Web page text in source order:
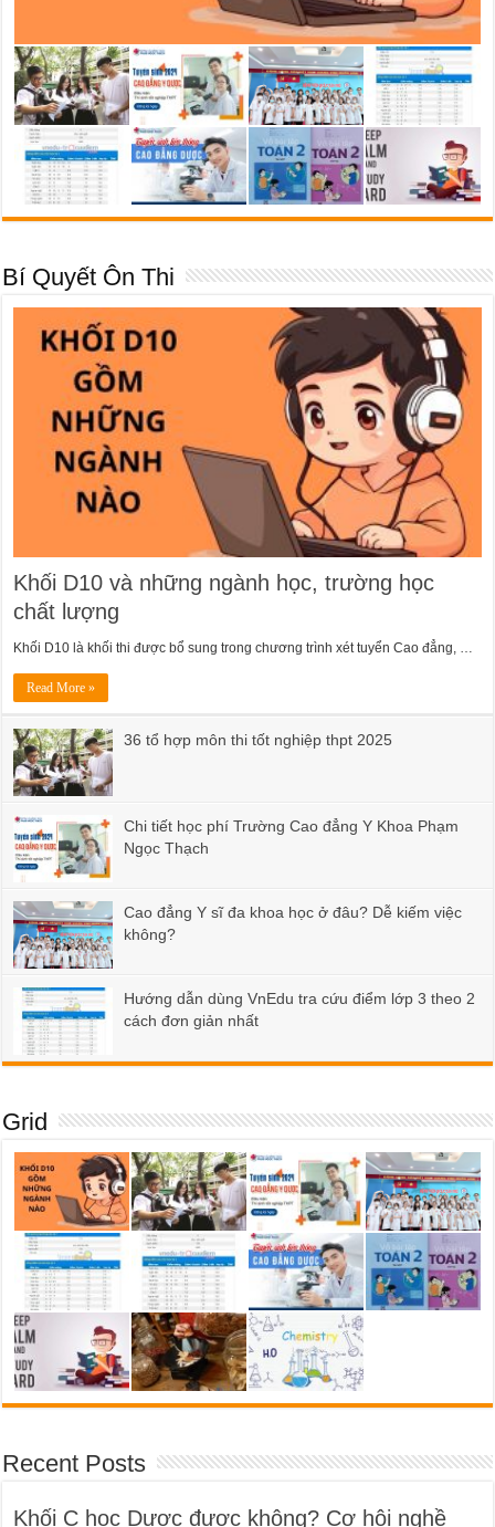
Bí Quyết Ôn Thi
Khối D10 và những ngành học, trường học
chất lượng
Khối D10 là khối thi được bổ sung trong chương trình xét tuyển Cao đẳng, …
Read More »
36 tổ hợp môn thi tốt nghiệp thpt 2025
Chi tiết học phí Trường Cao đẳng Y Khoa Phạm
Ngọc Thạch
Cao đẳng Y sĩ đa khoa học ở đâu? Dễ kiếm việc
không?
Hướng dẫn dùng VnEdu tra cứu điểm lớp 3 theo 2
cách đơn giản nhất
Grid
Recent Posts
Khối C học Dược được không? Cơ hội nghề